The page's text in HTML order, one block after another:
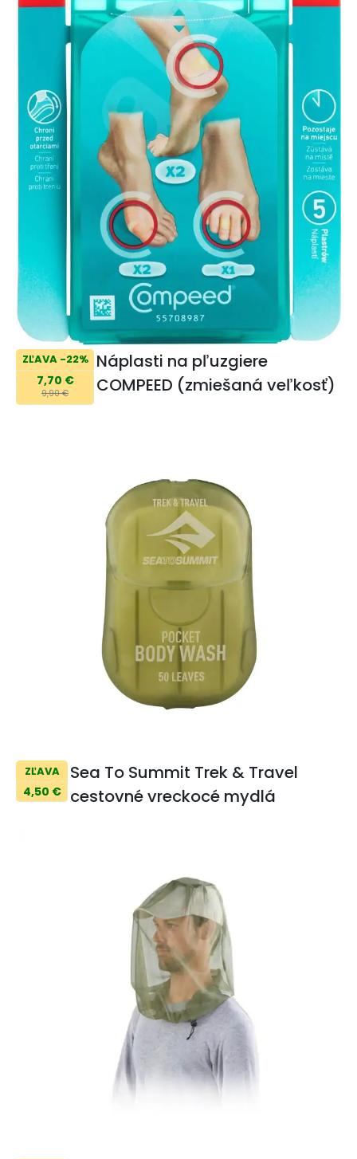
ZĽAVA -22%
7,70 €
9,90 €
Náplasti na pľuzgiere
COMPEED (zmiešaná veľkosť)
ZĽAVA
4,50 €
Sea To Summit Trek & Travel
cestovné vreckocé mydlá